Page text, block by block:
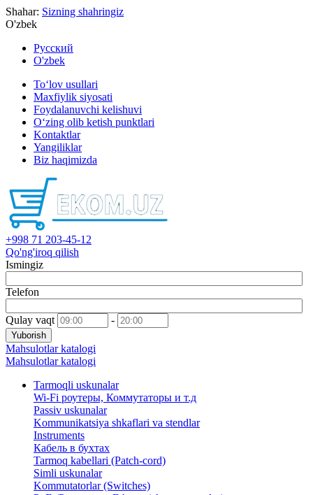
Shahar: Sizning shahringiz
O'zbek
Русский
O'zbek
To‘lov usullari
Maxfiylik siyosati
Foydalanuvchi kelishuvi
O‘zing olib ketish punktlari
Kontaktlar
Yangiliklar
Biz haqimizda
+998 71 203-45-12
Qo'ng'iroq qilish
Ismingiz
Telefon
Qulay vaqt -
Yuborish
Mahsulotlar katalogi
Mahsulotlar katalogi
Tarmoqli uskunalar
Wi-Fi роутеры, Коммутаторы и т.д
Passiv uskunalar
Kommunikatsiya shkaflari va stendlar
Instruments
Кабель в бухтах
Tarmoq kabellari (Patch-cord)
Simli uskunalar
Kommutatorlar (Switches)